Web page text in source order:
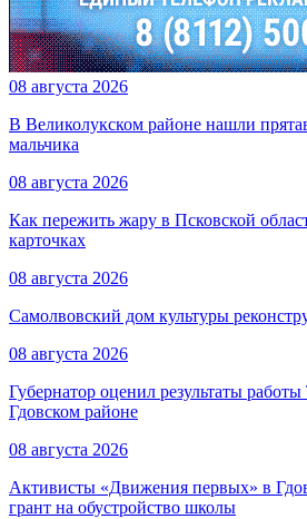
08 августа 2026
В Великолукском районе нашли
мальчика
08 августа 2026
Как пережить жару в Псковской
карточках
08 августа 2026
Самолвовский дом культуры
08 августа 2026
Губернатор оценил результаты
Гдовском районе
08 августа 2026
Активисты «Движения первых» в
грант на обустройство школы